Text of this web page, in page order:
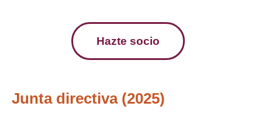
Hazte socio
Junta directiva (2025)